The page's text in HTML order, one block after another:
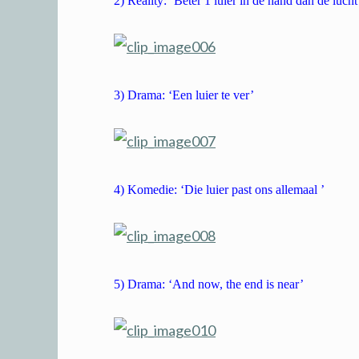
3) Drama: ‘Een luier te ver’
4) Komedie: ‘Die luier past ons allemaal ’
5) Drama: ‘And now, the end is near’